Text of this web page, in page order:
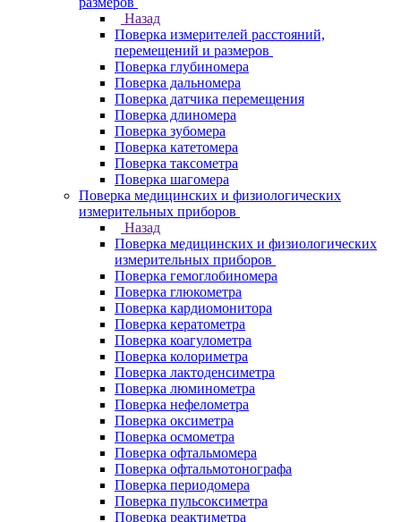
Назад
Поверка измерителей расстояний,
перемещений и размеров
Поверка глубиномера
Поверка дальномера
Поверка датчика перемещения
Поверка длиномера
Поверка зубомера
Поверка катетомера
Поверка таксометра
Поверка шагомера
Поверка медицинских и физиологических
измерительных приборов
Назад
Поверка медицинских и физиологических
измерительных приборов
Поверка гемоглобиномера
Поверка глюкометра
Поверка кардиомонитора
Поверка кератометра
Поверка коагулометра
Поверка колориметра
Поверка лактоденсиметра
Поверка люминометра
Поверка нефелометра
Поверка оксиметра
Поверка осмометра
Поверка офтальмомера
Поверка офтальмотонографа
Поверка периодомера
Поверка пульсоксиметра
Поверка реактиметра